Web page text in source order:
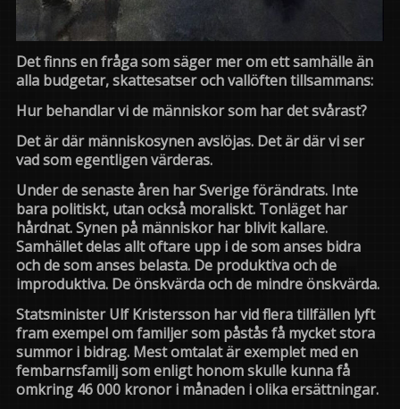
Det finns en fråga som säger mer om ett samhälle än
alla budgetar, skattesatser och vallöften tillsammans:
Hur behandlar vi de människor som har det svårast?
Det är där människosynen avslöjas. Det är där vi ser
vad som egentligen värderas.
Under de senaste åren har Sverige förändrats. Inte
bara politiskt, utan också moraliskt. Tonläget har
hårdnat. Synen på människor har blivit kallare.
Samhället delas allt oftare upp i de som anses bidra
och de som anses belasta. De produktiva och de
improduktiva. De önskvärda och de mindre önskvärda.
StatsministerUlf Kristerssonhar vid flera tillfällen lyft
fram exempel om familjer som påstås få mycket stora
summor i bidrag. Mest omtalat är exemplet med en
fembarnsfamilj som enligt honom skulle kunna få
omkring 46 000 kronor i månaden i olika ersättningar.